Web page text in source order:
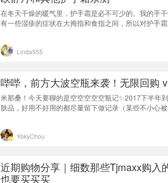
在冬天干燥的暖气里，护手霜是必不可少的。我的手
有一些湿疹的症状在大拇指和食指之间，所以对护手
心得体会在这里分享给大家，欢迎大家一起讨论哈。今
舒丹润手霜，品种太多了， 这里只挑这几款：🍑欧舒
Linda555
哔哔，前方大波空瓶来袭！无限回购
米那桑！今天要聊的是空空空空空瓶记✨2017下半年
肤品，好用不好用的都尽量留下做记录（某些不小心
一算今天有多达28样产品要分享，好！废话不多说，直
文章，你错过了吗？《Y编的2017年度爱用赏 | 护肤、
YokyChou
近期购物分享｜细数那些Tjmaxx购入
也要买买买